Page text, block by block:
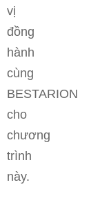
vị
đồng
hành
cùng
BESTARION
cho
chương
trình
này.